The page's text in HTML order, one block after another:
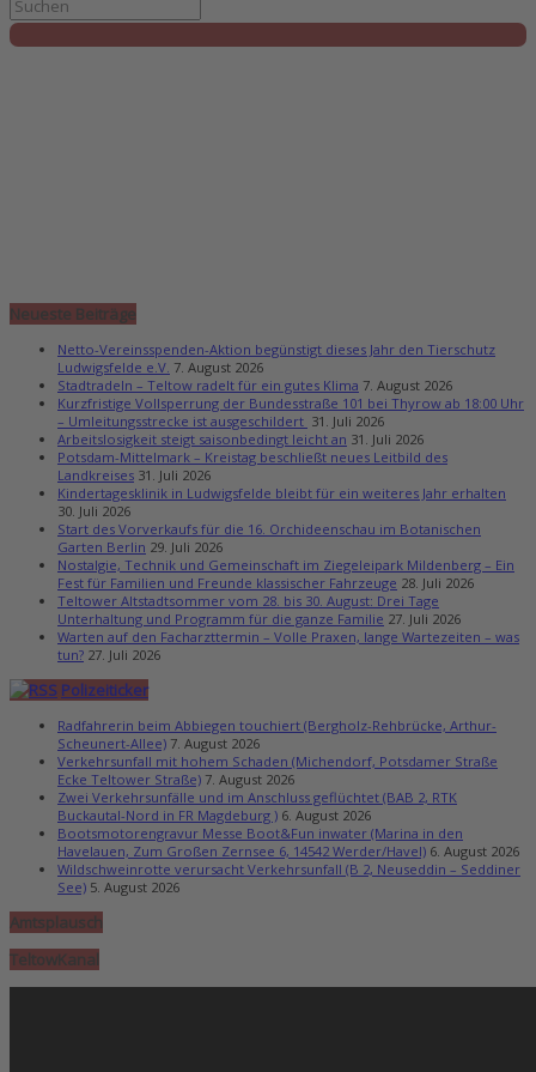
Neueste Beiträge
Netto-Vereinsspenden-Aktion begünstigt dieses Jahr den Tierschutz
Ludwigsfelde e.V. 7. August 2026
Stadtradeln – Teltow radelt für ein gutes Klima 7. August 2026
Kurzfristige Vollsperrung der Bundesstraße 101 bei Thyrow ab 18:00 Uhr
– Umleitungsstrecke ist ausgeschildert 31. Juli 2026
Arbeitslosigkeit steigt saisonbedingt leicht an 31. Juli 2026
Potsdam-Mittelmark – Kreistag beschließt neues Leitbild des
Landkreises 31. Juli 2026
Kindertagesklinik in Ludwigsfelde bleibt für ein weiteres Jahr erhalten
30. Juli 2026
Start des Vorverkaufs für die 16. Orchideenschau im Botanischen
Garten Berlin 29. Juli 2026
Nostalgie, Technik und Gemeinschaft im Ziegeleipark Mildenberg – Ein
Fest für Familien und Freunde klassischer Fahrzeuge 28. Juli 2026
Teltower Altstadtsommer vom 28. bis 30. August: Drei Tage
Unterhaltung und Programm für die ganze Familie 27. Juli 2026
Warten auf den Facharzttermin – Volle Praxen, lange Wartezeiten – was
tun? 27. Juli 2026
Polizeiticker
Radfahrerin beim Abbiegen touchiert (Bergholz-Rehbrücke, Arthur-
Scheunert-Allee) 7. August 2026
Verkehrsunfall mit hohem Schaden (Michendorf, Potsdamer Straße
Ecke Teltower Straße) 7. August 2026
Zwei Verkehrsunfälle und im Anschluss geflüchtet (BAB 2, RTK
Buckautal-Nord in FR Magdeburg ) 6. August 2026
Bootsmotorengravur Messe Boot&Fun inwater (Marina in den
Havelauen, Zum Großen Zernsee 6, 14542 Werder/Havel) 6. August 2026
Wildschweinrotte verursacht Verkehrsunfall (B 2, Neuseddin – Seddiner
See) 5. August 2026
Amtsplausch
TeltowKanal